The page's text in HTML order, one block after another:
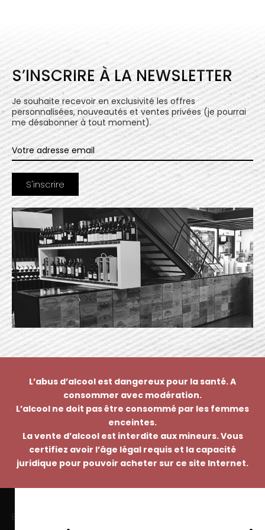
S’INSCRIRE À LA NEWSLETTER
Je souhaite recevoir en exclusivité les offres
personnalisées, nouveautés et ventes privées (je pourrai
me désabonner à tout moment).
L’abus d’alcool est dangereux pour la santé. A
consommer avec modération.
L’alcool ne doit pas être consommé par les femmes
enceintes.
La vente d’alcool est interdite aux mineurs. Vous
certifiez avoir l’âge légal requis et la capacité
juridique pour pouvoir acheter sur ce site Internet.
EMMANUEL NASTI